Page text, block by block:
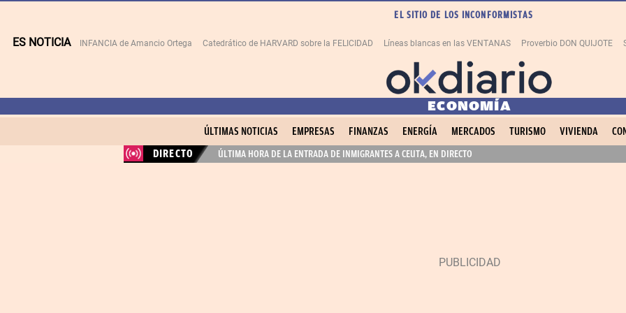
EL SITIO DE LOS INCONFORMISTAS
ES NOTICIA INFANCIA de Amancio Ortega Catedrático de HARVARD sobre la FELICIDAD Líneas blancas en las VENTANAS Proverbio DON QUIJOTE
ECONOMÍA
ÚLTIMAS NOTICIAS EMPRESAS FINANZAS ENERGÍA MERCADOS TURISMO VIVIENDA
DIRECTO
ÚLTIMA HORA DE LA ENTRADA DE INMIGRANTES A CEUTA, EN DIRECTO